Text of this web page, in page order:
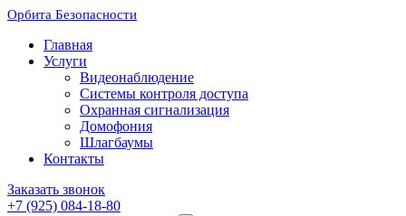
Орбита Безопасности
Главная
Услуги
Видеонаблюдение
Системы контроля доступа
Охранная сигнализация
Домофония
Шлагбаумы
Контакты
Заказать звонок
+7 (925) 084-18-80